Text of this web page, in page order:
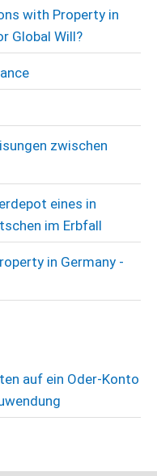
with Property in
Global Will?
zwischen
eines in
im Erbfall
in Germany -
auf ein Oder-Konto